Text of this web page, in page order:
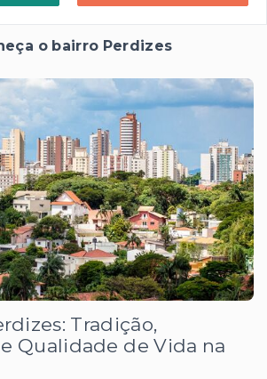
o bairro Perdizes
Tradição,
Qualidade de Vida na